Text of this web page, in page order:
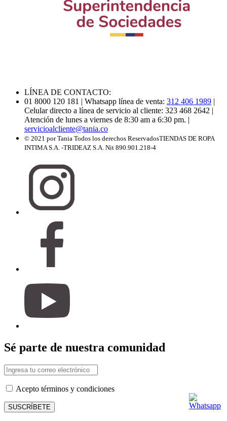
LÍNEA DE CONTACTO:
01 8000 120 181 | Whatsapp línea de venta: 312 406 1989 |
Celular directo a línea de servicio al cliente: 323 468 2642 |
Atención de lunes a viernes de 8:30 am a 6:30 pm. |
servicioalcliente@tania.co
© 2021 por Tania Todos los derechos ReservadosTIENDAS DE ROPA
INTIMA S.A. -TRIDEAZ S.A. Nit 890.901.218-4
Sé parte de nuestra comunidad
Acepto términos y condiciones